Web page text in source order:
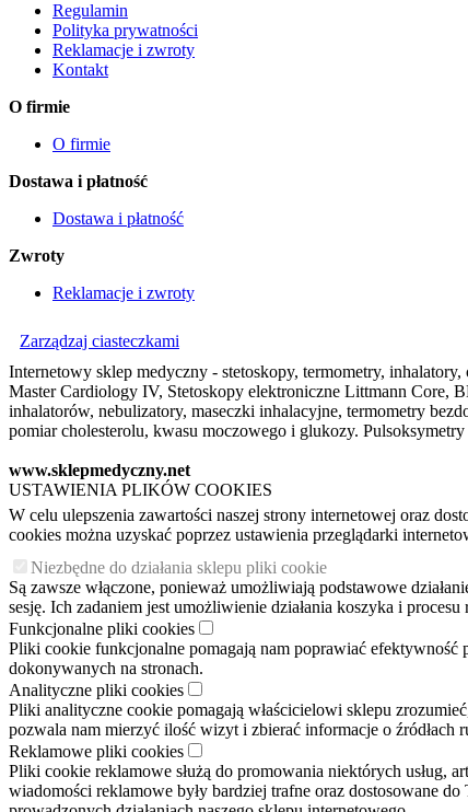
Regulamin
Polityka prywatności
Reklamacje i zwroty
Kontakt
O firmie
O firmie
Dostawa i płatność
Dostawa i płatność
Zwroty
Reklamacje i zwroty
Zarządzaj ciasteczkami
Internetowy sklep medyczny - stetoskopy, termometry,
Master Cardiology IV, Stetoskopy elektroniczne Littmann Core,
inhalatorów, nebulizatory, maseczki inhalacyjne, termometry
pomiar cholesterolu, kwasu moczowego i glukozy.
www.sklepmedyczny.net
USTAWIENIA PLIKÓW COOKIES
W celu ulepszenia zawartości naszej strony internetowej oraz
cookies można uzyskać poprzez ustawienia przeglądarki
Niezbędne do działania sklepu pliki cookie
Są zawsze włączone, ponieważ umożliwiają podstawowe
sesję. Ich zadaniem jest umożliwienie działania koszyka i
Funkcjonalne pliki cookies
Pliki cookie funkcjonalne pomagają nam poprawiać
dokonywanych na stronach.
Analityczne pliki cookies
Pliki analityczne cookie pomagają właścicielowi sklepu
pozwala nam mierzyć ilość wizyt i zbierać informacje o źródłach
Reklamowe pliki cookies
Pliki cookie reklamowe służą do promowania niektórych usług,
wiadomości reklamowe były bardziej trafne oraz dostosowane